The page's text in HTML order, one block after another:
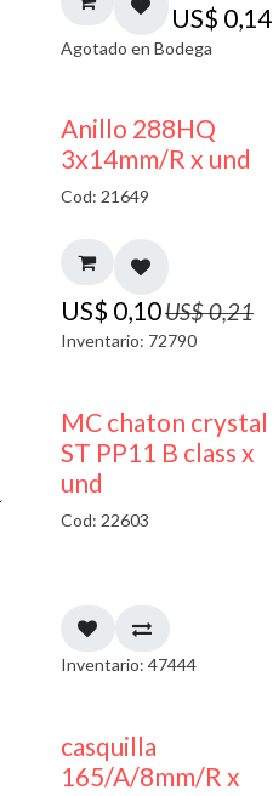
US$ 0,14
Agotado en Bodega
50% DESCUENTO
Anillo 288HQ
3x14mm/R x und
Cod: 21649
US$ 0,10US$0,21
Inventario: 72790
MC chaton crystal
ST PP11 B class x
und
Cod: 22603
Inventario: 47444
casquilla
165/A/8mm/R x